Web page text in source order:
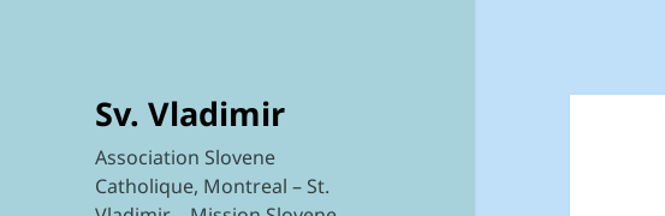
Sv. Vladimir
Association Slovene
Catholique, Montreal – St.